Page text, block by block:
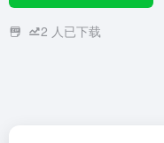
2 人已下载